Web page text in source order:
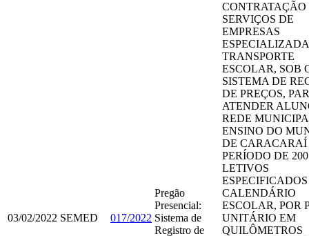
03/02/2022 SEMED 017/2022
Pregão
Presencial:
Sistema de
Registro de
CONTRATAÇÃO
SERVIÇOS DE
EMPRESAS
TRANSPORTE
ESCOLAR, SOB
SISTEMA DE
DE PREÇOS,
ATENDER
REDE
ENSINO DO
DE CARACARAÍ
PERÍODO DE
LETIVOS
CALENDÁRIO
ESCOLAR, POR
UNITÁRIO EM
QUILÔMETROS